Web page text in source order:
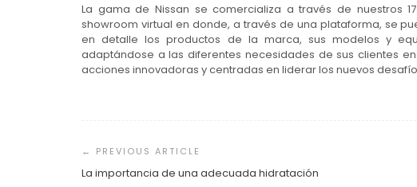
La gama de Nissan se comercializa a través de nuestros
showroom virtual en donde, a través de una plataforma, se
en detalle los productos de la marca, sus modelos y
adaptándose a las diferentes necesidades de sus clientes
acciones innovadoras y centradas en liderar los nuevos
de
entradas
La importancia de una adecuada hidratación